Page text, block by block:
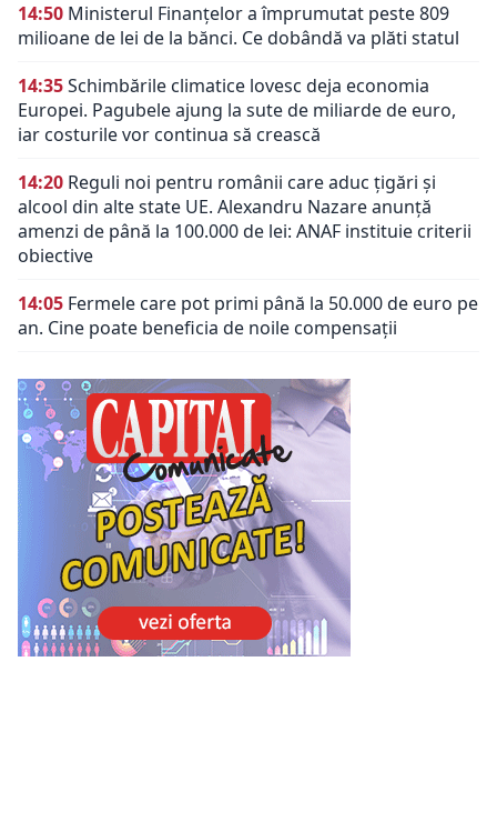
14:50 Ministerul Finanțelor a împrumutat peste 809
milioane de lei de la bănci. Ce dobândă va plăti statul
14:35Schimbările climatice lovesc deja economia
Europei. Pagubele ajung la sute de miliarde de euro,
iar costurile vor continua să crească
14:20 Reguli noi pentru românii care aduc țigări și
alcool din alte state UE. Alexandru Nazare anunță
amenzi de până la 100.000 de lei: ANAF instituie criterii
obiective
14:05 Fermele care pot primi până la 50.000 de euro pe
an. Cine poate beneficia de noile compensații